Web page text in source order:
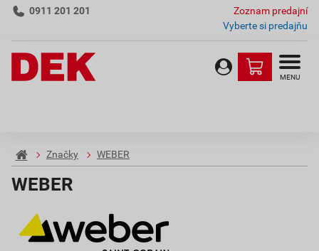
0911 201 201
Zoznam predajní
Vyberte si predajňu
MENU
Značky WEBER
WEBER